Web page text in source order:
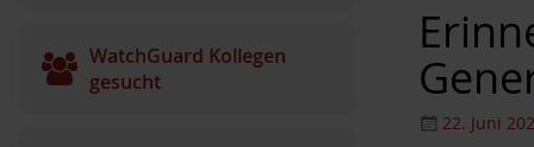
22. Juni
WatchGuard Kollegen
gesucht